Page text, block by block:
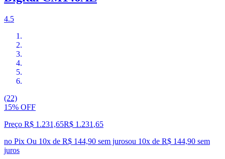
4.5
(22)
15% OFF
Preço R$ 1.231,65R$ 1.231 ,65
no Pix Ou 10x de R$ 144,90 sem jurosou 10x de R$ 144,90 sem
juros